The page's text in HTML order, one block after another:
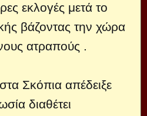
εκλογές μετά το
βάζοντας την χώρα
ατραπούς .
Σκόπια απέδειξε
διαθέτει